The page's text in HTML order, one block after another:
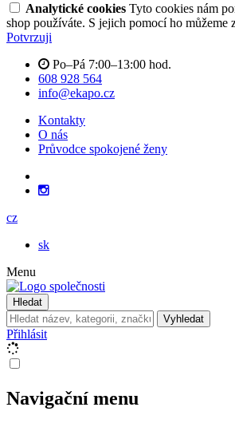
Analytické cookies Tyto cookies nám
shop používáte. S jejich pomocí ho můžeme
Potvrzuji
Po–Pá 7:00–13:00 hod.
608 928 564
info@ekapo.cz
Kontakty
O nás
Průvodce spokojené ženy
cz
sk
Menu
Hledat
Vyhledat
Přihlásit
Navigační menu